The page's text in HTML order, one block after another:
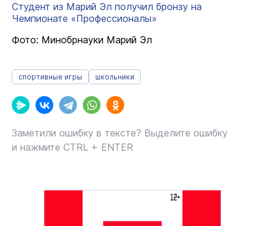
Студент из Марий Эл получил бронзу на
Чемпионате «Профессионалы»
Фото: Минобрнауки Марий Эл
спортивные игры школьники
Заметили ошибку в тексте? Выделите ошибку
и нажмите CTRL + ENTER